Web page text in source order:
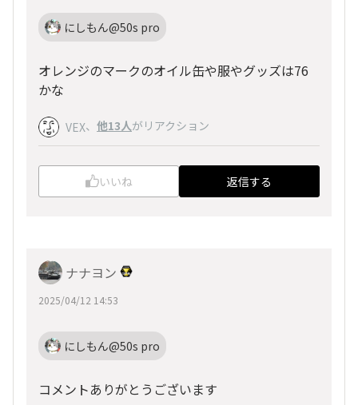
にしもん@50s pro
オレンジのマークのオイル缶や服やグッズは76
かな
VEX、 他13人がリアクション
いいね 返信する
ナナヨン
2025/04/12 14:53
にしもん@50s pro
コメントありがとうございます